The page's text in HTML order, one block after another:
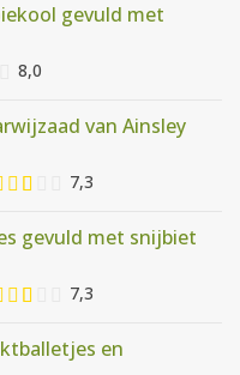
gevuld met
8,0
van Ainsley
7,3
gevuld met snijbiet
7,3
en